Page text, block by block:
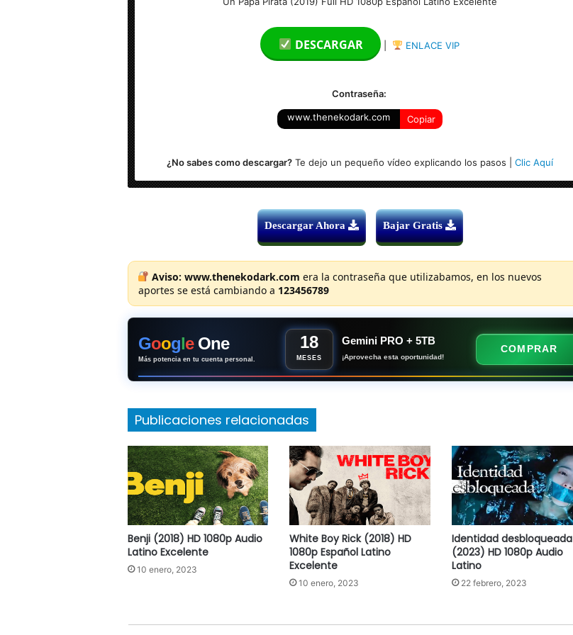
Calidad: HD 1080p Excelente
DESCARGAR ENLACE VIP
Contraseña:
www.thenekodark.com Copiar
¿No sabes como descargar? Te dejo un pequeño vídeo explicando los pasos |Clic Aquí
Descargar Ahora Bajar Gratis
Aviso: www.thenekodark.com era la contraseña que utilizabamos, en los nuevos
aportes se está cambiando a 123456789
Google One
Más potencia en tu cuenta personal.
18
MESES
Gemini PRO + 5TB
¡Aprovecha esta oportunidad!
COMPRAR
Publicaciones relacionadas
Benji (2018) HD 1080p Audio
Latino Excelente
10 enero, 2023
White Boy Rick (2018) HD
1080p Español Latino
Excelente
10 enero, 2023
Identidad desbloqueada
(2023) HD 1080p Audio
Latino
22 febrero, 2023